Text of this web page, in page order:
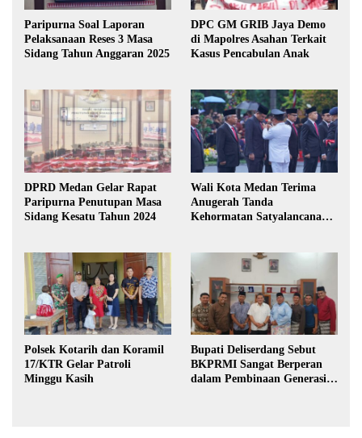
Paripurna Soal Laporan
Pelaksanaan Reses 3 Masa
Sidang Tahun Anggaran 2025
DPC GM GRIB Jaya Demo
di Mapolres Asahan Terkait
Kasus Pencabulan Anak
DPRD Medan Gelar Rapat
Paripurna Penutupan Masa
Sidang Kesatu Tahun 2024
Wali Kota Medan Terima
Anugerah Tanda
Kehormatan Satyalancana
Polsek Kotarih dan Koramil
17/KTR Gelar Patroli
Minggu Kasih
Bupati Deliserdang Sebut
BKPRMI Sangat Berperan
dalam Pembinaan Generasi